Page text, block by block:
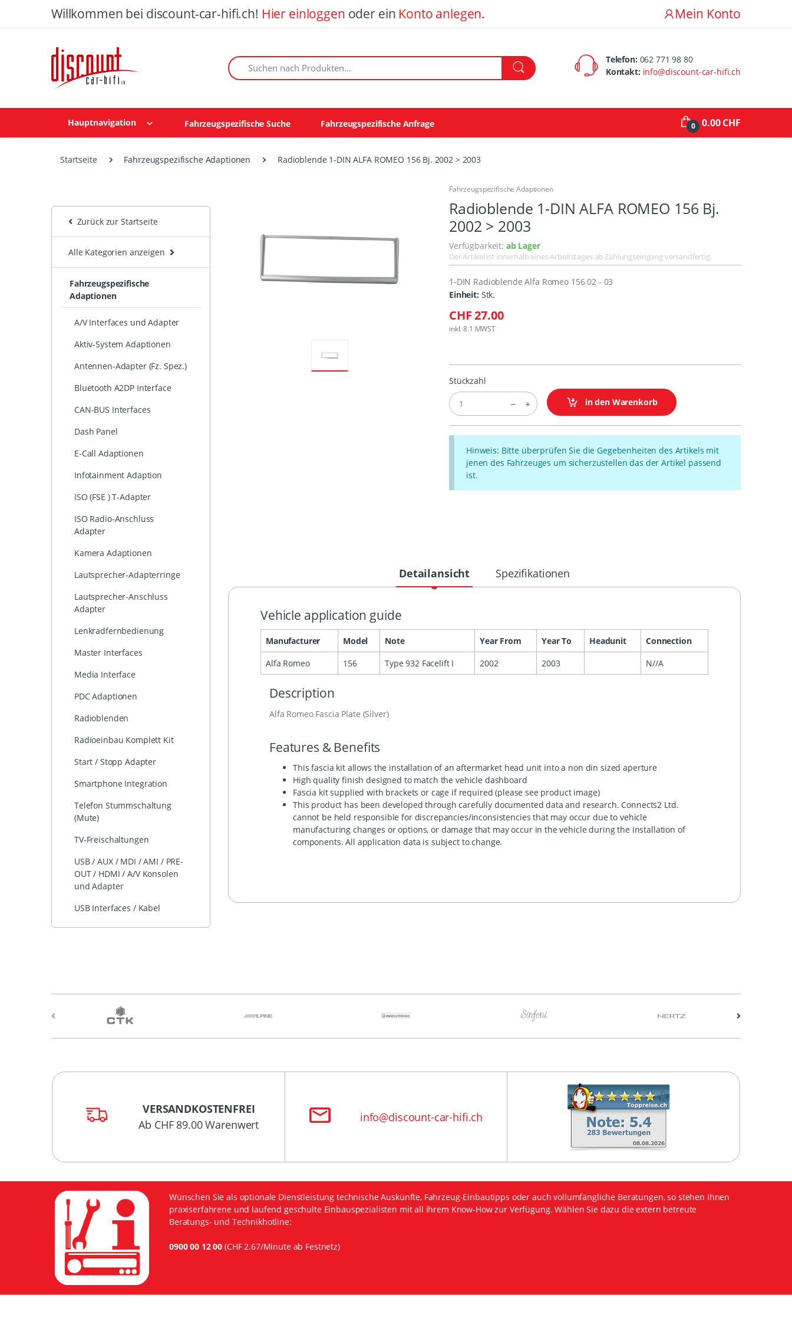
Willkommen bei discount-car-hifi.ch! Hier einloggen oder ein Konto anlegen. Mein Konto
Suchen nach Produkten: Telefon: 062 771 98 80
Kontakt: info@discount-car-hifi.ch
Hauptnavigation Fahrzeugspezifische Suche Fahrzeugspezifische Anfrage 0 0.00 CHF
Startseite Fahrzeugspezifische Adaptionen Radioblende 1-DIN ALFA ROMEO 156 Bj. 2002 > 2003
Zurück zur Startseite
Alle Kategorien anzeigen
Fahrzeugspezifische
Adaptionen
A/V Interfaces und Adapter
Aktiv-System Adaptionen
Antennen-Adapter (Fz. Spez.)
Bluetooth A2DP Interface
CAN-BUS Interfaces
Dash Panel
E-Call Adaptionen
Infotainment Adaption
ISO (FSE ) T-Adapter
ISO Radio-Anschluss
Adapter
Kamera Adaptionen
Lautsprecher-Adapterringe
Lautsprecher-Anschluss
Adapter
Lenkradfernbedienung
Master Interfaces
Media Interface
PDC Adaptionen
Radioblenden
Radioeinbau Komplett Kit
Start / Stopp Adapter
Smartphone Integration
Telefon Stummschaltung
(Mute)
TV-Freischaltungen
USB / AUX / MDI / AMI / PRE-
OUT / HDMI / A/V Konsolen
und Adapter
USB Interfaces / Kabel
Fahrzeugspezifische Adaptionen
Radioblende 1-DIN ALFA ROMEO 156 Bj.
2002 > 2003
Verfügbarkeit: ab Lager
Der Artikel ist innerhalb eines Arbeitstages ab Zahlungseingang versandfertig.
1-DIN Radioblende Alfa Romeo 156 02 - 03
Einheit: Stk.
CHF 27.00
inkl. 8.1 MWST
Stückzahl
in den Warenkorb
Hinweis: Bitte überprüfen Sie die Gegebenheiten des Artikels mit
jenen des Fahrzeuges um sicherzustellen das der Artikel passend
ist.
Detailansicht Spezifikationen
Vehicle application guide
Manufacturer Model Note Year From Year To Headunit
Connection
Alfa Romeo
156 Type 932 Facelift I 2002 2003 N//A
Description
Alfa Romeo Fascia Plate (Silver)
Features & Benefits
This fascia kit allows the installation of an aftermarket head unit into a non din sized aperture
High quality finish designed to match the vehicle dashboard
Fascia kit supplied with brackets or cage if required (please see product image)
This product has been developed through carefully documented data and research. Connects2 Ltd.
cannot be held responsible for discrepancies/inconsistencies that may occur due to vehicle
manufacturing changes or options, or damage that may occur in the vehicle during the installation of
components. All application data is subject to change.
VERSANDKOSTENFREI
Ab CHF 89.00 Warenwert
info@discount-car-hifi.ch
Wünschen Sie als optionale Dienstleistung technische Auskünfte, Fahrzeug-Einbautipps oder auch vollumfängliche Beratungen, so stehen Ihnen
praxiserfahrene und laufend geschulte Einbauspezialisten mit all ihrem Know-How zur Verfügung. Wählen Sie dazu die extern betreute
Beratungs- und Technikhotline:
0900 00 12 00 (CHF 2.67/Minute ab Festnetz)